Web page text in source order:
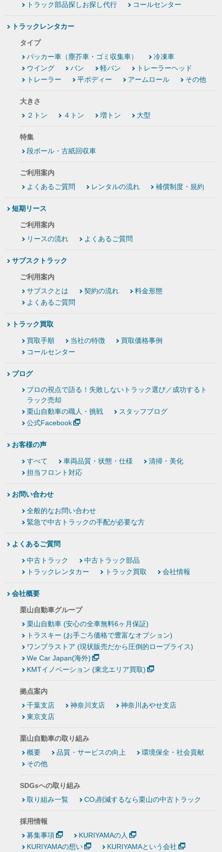
トラック部品探しお探し代行 コールセンター
トラックレンタカー
タイプ
パッカー車（塵芥車・ゴミ収集車）
冷凍車
ウイング
バン 軽バン
トレーラーヘッド
トレーラー
平ボディー アームロール その他
大きさ
２トン
４トン 増トン 大型
特集
段ボール・古紙回収車
ご利用案内
よくあるご質問
レンタルの流れ 補償制度・規約
短期リース
ご利用案内
リースの流れ
よくあるご質問
サブスクトラック
ご利用案内
サブスクとは
契約の流れ
料金形態
よくあるご質問
トラック買取
買取手順 当社の特徴
買取価格事例
コールセンター
ブログ
プロの視点で語る！失敗しないトラック選び／成功するト
ラック売却
栗山自動車の職人・挑戦
スタッフブログ
公式Facebook
お客様の声
すべて 車両品質・状態・仕様
清掃・美化
担当フロント対応
お問い合わせ
全般的なお問い合わせ
緊急で中古トラックの手配が必要な方
よくあるご質問
中古トラック
中古トラック部品
トラックレンタカー
トラック買取 会社情報
会社概要
栗山自動車グループ
栗山自動車 (安心の全車無料6ヶ月保証)
トラスキー (お手ごろ価格で豊富なオプション)
ワンプラストア (現状販売だから圧倒的ロープライス)
We Car Japan(海外)
KMTイノベーション (東北エリア買取)
拠点案内
千葉支店
神奈川支店
神奈川あやせ支店
東京支店
栗山自動車の取り組み
概要
品質・サービスの向上
環境保全・社会貢献
その他
SDGsへの取り組み
取り組み一覧
CO₂削減するなら栗山の中古トラック
採用情報
募集事項
KURIYAMAの人
KURIYAMAの想い
KURIYAMAという会社